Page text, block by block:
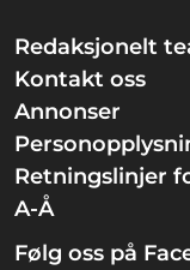
Redaksjonelt
Kontakt oss
Annonser
Retningslinjer
A-Å
Følg oss på